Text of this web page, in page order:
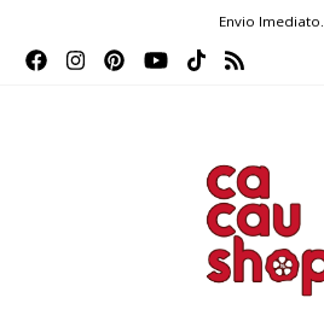
Envio Imediato.